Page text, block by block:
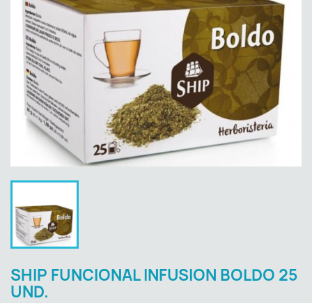
SHIP FUNCIONAL INFUSION BOLDO 25
UND.